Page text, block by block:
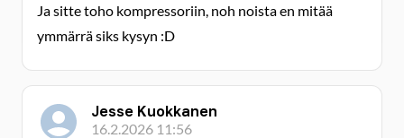
Ja sitte toho kompressoriin, noh noista en mitää
ymmärrä siks kysyn :D
Jesse Kuokkanen
16.2.2026 11:56